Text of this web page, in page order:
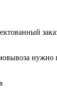
нужно